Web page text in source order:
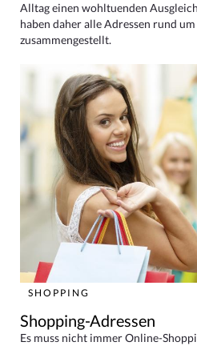
Alltag einen wohltuenden
haben daher alle Adressen rund
zusammengestellt.
SHOPPING
Shopping-Adressen
Es muss nicht immer Online-